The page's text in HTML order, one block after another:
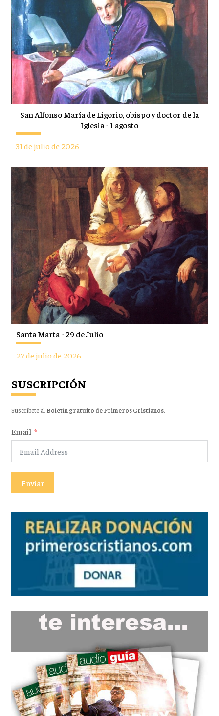
San Alfonso María de Ligorio, obispo y doctor de la
Iglesia - 1 agosto
31 de julio de 2026
Santa Marta - 29 de Julio
27 de julio de 2026
SUSCRIPCIÓN
Suscríbete al Boletín gratuito de Primeros Cristianos.
Email
Enviar